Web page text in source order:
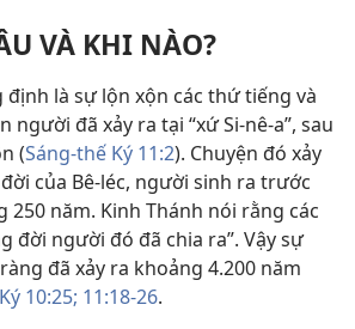
VÀ KHI NÀO?
định là sự lộn xộn các thứ tiếng và
người đã xảy ra tại “xứ Si-nê-a”, sau
(Sáng-thế Ký 11:2). Chuyện đó xảy
của Bê-léc, người sinh ra trước
250 năm. Kinh Thánh nói rằng các
đời người đó đã chia ra”. Vậy sự
đã xảy ra khoảng 4.200 năm
10:25; 11:18-26.